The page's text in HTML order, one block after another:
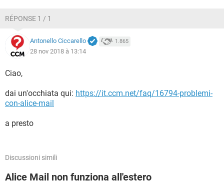
RÉPONSE 1 / 1
Antonello Ciccarello 1.865
28 nov 2018 à 13:14
Ciao,
dai un'occhiata qui: https://it.ccm.net/faq/16794-problemi-
con-alice-mail
a presto
Discussioni simili
Alice Mail non funziona all'estero